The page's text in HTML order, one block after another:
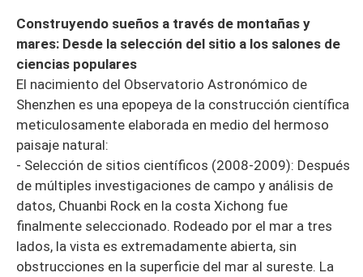
Construyendo sueños a través de montañas y
mares: Desde la selección del sitio a los salones de
ciencias populares
El nacimiento del Observatorio Astronómico de
Shenzhen es una epopeya de la construcción científica
meticulosamente elaborada en medio del hermoso
paisaje natural:
- Selección de sitios científicos (2008-2009): Después
de múltiples investigaciones de campo y análisis de
datos, Chuanbi Rock en la costa Xichong fue
finalmente seleccionado. Rodeado por el mar a tres
lados, la vista es extremadamente abierta, sin
obstrucciones en la superficie del mar al sureste. La